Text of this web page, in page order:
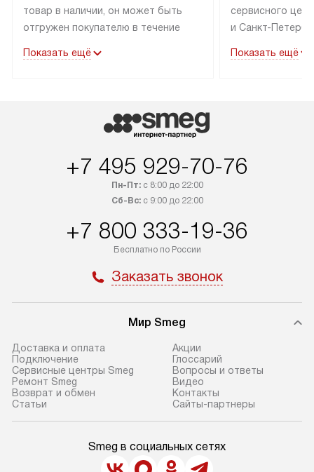
товар в наличии, он может быть
отгружен покупателю в течение
лейблом доставляется бесплатно
дополнительно. Возможна
доставка товаров по России.
Показать ещё
сервисного
и Санкт-
подключается
коммуникаций
навешивание
Показать ещё
+7 495 929-70-76
Пн-Пт:с 8:00 до 22:00
Сб-Вс:с 9:00 до 22:00
+7 800 333-19-36
Бесплатно по России
Заказать звонок
Мир Smeg
Доставка и оплата
Подключение
Сервисные центры Smeg
Ремонт Smeg
Возврат и обмен
Статьи
Акции
Глоссарий
Вопросы и ответы
Видео
Контакты
Сайты-партнеры
Smeg в социальных сетях